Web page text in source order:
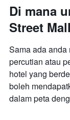
Di mana
Street Mall
Sama ada anda
percutian atau
hotel yang
boleh
dalam peta